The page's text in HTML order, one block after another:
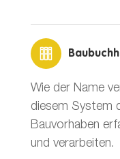
Wie der Name
diesem System
Bauvorhaben
und verarbeiten.